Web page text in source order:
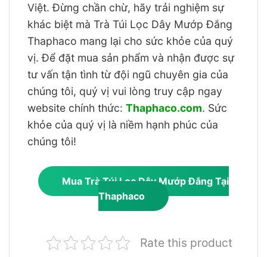
Việt. Đừng chần chừ, hãy trải nghiệm sự
khác biệt mà Trà Túi Lọc Dây Mướp Đắng
Thaphaco mang lại cho sức khỏe của quý
vị. Để đặt mua sản phẩm và nhận được sự
tư vấn tận tình từ đội ngũ chuyên gia của
chúng tôi, quý vị vui lòng truy cập ngay
website chính thức: Thaphaco.com. Sức
khỏe của quý vị là niềm hạnh phúc của
chúng tôi!
Mua Trà Túi Lọc Dây Mướp Đắng Tại
Thaphaco
Rate this product